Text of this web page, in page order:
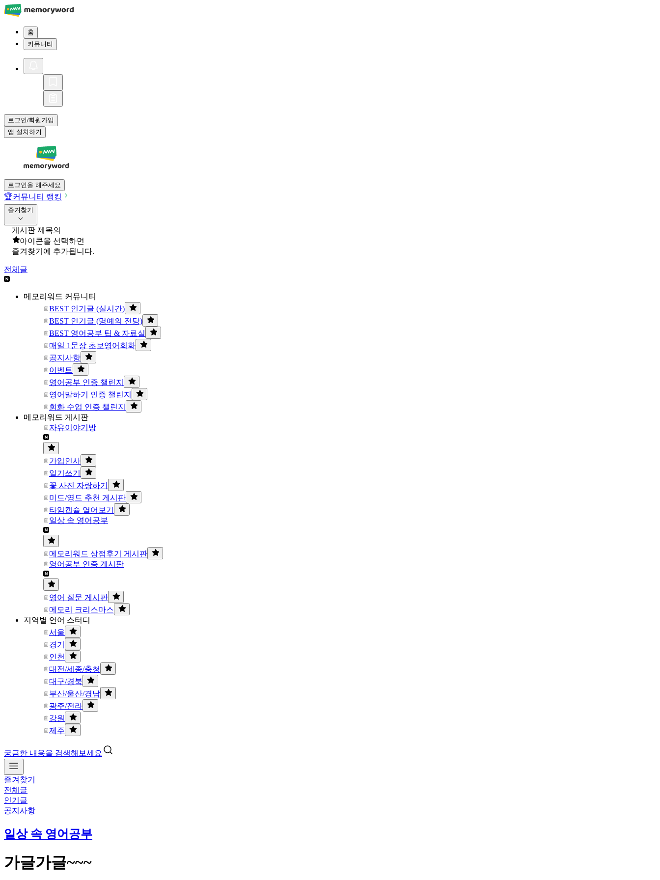
홈
커뮤니티
로그인/회원가입
앱 설치하기
로그인을 해주세요
🏆커뮤니티 랭킹
즐겨찾기
게시판 제목의
아이콘을 선택하면
즐겨찾기에 추가됩니다.
전체글
메모리워드 커뮤니티
BEST 인기글 (실시간)
BEST 인기글 (명예의 전당)
BEST 영어공부 팁 & 자료실
매일 1문장 초보영어회화
공지사항
이벤트
영어공부 인증 챌린지
영어말하기 인증 챌린지
회화 수업 인증 챌린지
메모리워드 게시판
자유이야기방
가입인사
일기쓰기
꽃 사진 자랑하기
미드/영드 추천 게시판
타임캡슐 열어보기
일상 속 영어공부
메모리워드 상점후기 게시판
영어공부 인증 게시판
영어 질문 게시판
메모리 크리스마스
지역별 언어 스터디
서울
경기
인천
대전/세종/충청
대구/경북
부산/울산/경남
광주/전라
강원
제주
궁금한 내용을 검색해보세요
즐겨찾기
전체글
인기글
공지사항
일상 속 영어공부
가글가글~~~